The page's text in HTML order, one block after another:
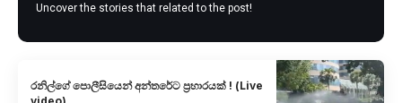
Uncover the stories that related to the post!
රනිල්ගේ පොලීසියෙන් අන්තරේට ප්‍රහාරයක් ! (Live